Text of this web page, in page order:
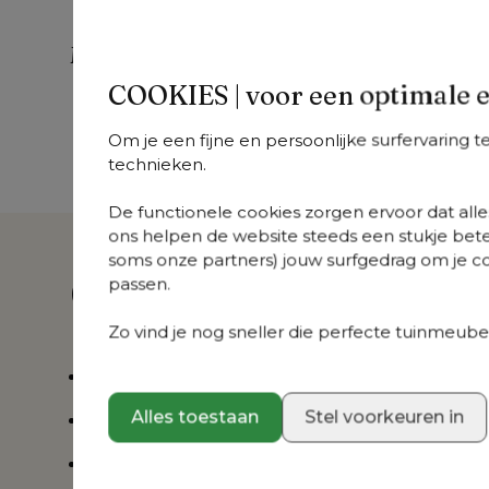
COOKIES | voor een optimale
Om je een fijne en persoonlijke surfervaring
technieken.
De functionele cookies zorgen ervoor dat
ons helpen de website steeds een stukje
soms onze partners) jouw surfgedrag om je
passen.
Zo vind je nog sneller die perfecte
Alles toestaan Stel voorkeuren in
Meer uit deze collectie
Lomano
varianten
Lomano
loungehoek in
en zwart verticaal
geweven luxe
vlakke rope met
marbella zwart all
kussen
Lomano
varianten
Lomano
en zwart verticaal
geweven luxe
vlakke rope met
sunbrella® luxe
+
Over dit product
Roestvrij frame